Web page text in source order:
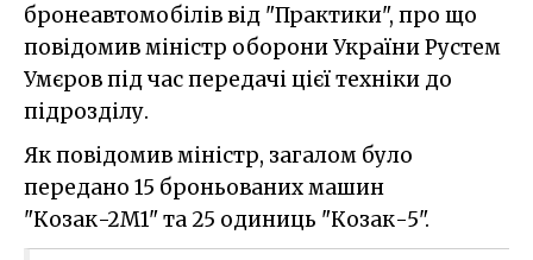
бронеавтомобілів від "Практики", про що
повідомив міністр оборони України Рустем
Умєров під час передачі цієї техніки до
підрозділу.
Як повідомив міністр, загалом було
передано 15 броньованих машин
"Козак-2М1" та 25 одиниць "Козак-5".